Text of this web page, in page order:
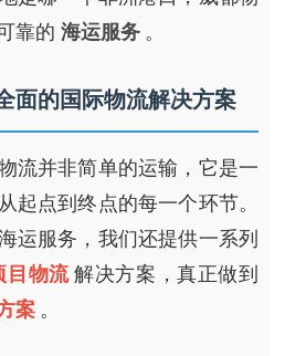
靠的 海运服务 。
面的国际物流解决方案
流并非简单的运输，它是一
起点到终点的每一个环节。
运服务，我们还提供一系列
目物流解决方案，真正做到
案 。